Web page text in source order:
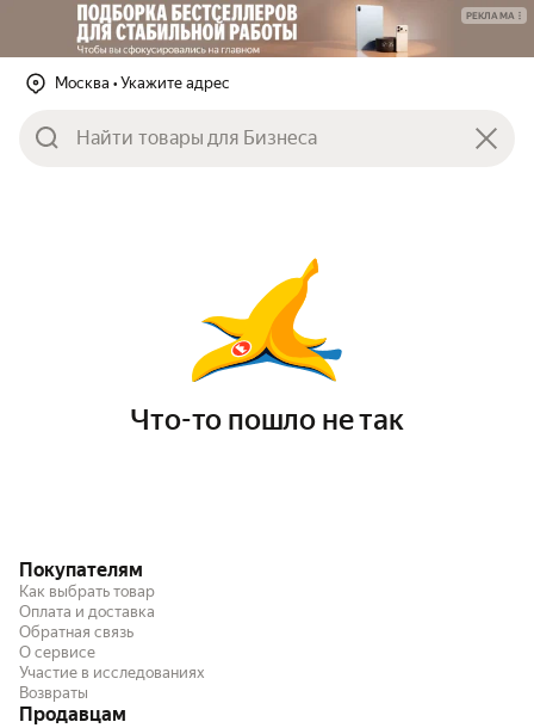
РЕКЛАМА
Москва • Укажите адрес
Что-то пошло не так
Покупателям
Как выбрать товар
Оплата и доставка
Обратная связь
О сервисе
Участие в исследованиях
Возвраты
Продавцам